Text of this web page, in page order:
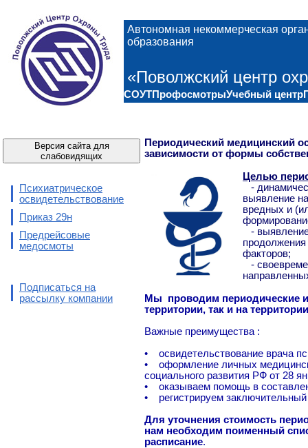
Автономная некоммерческая
образования
«Поволжский центр
СОУТПрофосмотрыУчебный центр
Версия сайта для
слабовидящих
Психиатрическое
освидетельствование
Приказ 29н
Предрейсовые
медосмоты
Подписаться на
рассылку компании
Периодический медицинский
зависимости от формы
Целью
-
выявление
вредных и
-
факторов;
-
Мы проводим периодические
территории, так и на
Важные преимущества :
• освидетельствование врача
• оформление личных
социального развития РФ от 28
• оказываем помощь в
• регистрируем заключительный
Для уточнения стоимость
нам необходим поименный
расписание.